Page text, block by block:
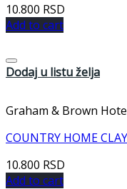
10.800 RSD
Add to cart
Dodaj u listu želja
Graham & Brown
COUNTRY HOME
10.800 RSD
Add to cart